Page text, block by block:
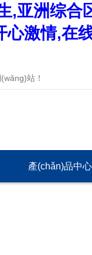
,亚洲综
心激情,在
站！
產(chǎn)品中心